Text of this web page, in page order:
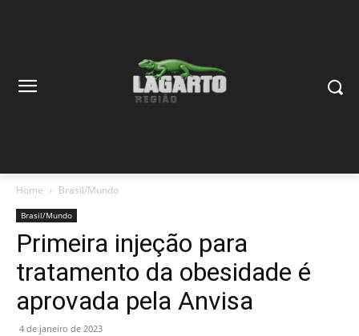
Home Brasil/Mundo
Brasil/Mundo
Primeira injeção para
tratamento da obesidade é
aprovada pela Anvisa
4 de janeiro de 2023